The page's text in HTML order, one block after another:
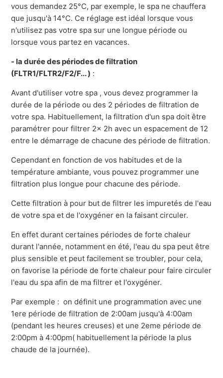
vous demandez 25°C, par exemple, le spa ne chauffera
que jusqu'à 14°C. Ce réglage est idéal lorsque vous
n'utilisez pas votre spa sur une longue période ou
lorsque vous partez en vacances.
- la durée des périodes de filtration
(FLTR1/FLTR2/F2/F... ) :
Avant d'utiliser votre spa , vous devez programmer la
durée de la période ou des 2 périodes de filtration de
votre spa. Habituellement, la filtration d'un spa doit être
paramétrer pour filtrer 2x 2h avec un espacement de 12
entre le démarrage de chacune des période de filtration.
Cependant en fonction de vos habitudes et de la
température ambiante, vous pouvez programmer une
filtration plus longue pour chacune des période.
Cette filtration à pour but de filtrer les impuretés de l'eau
de votre spa et de l'oxygéner en la faisant circuler.
En effet durant certaines périodes de forte chaleur
durant l'année, notamment en été, l'eau du spa peut être
plus sensible et peut facilement se troubler, pour cela,
on favorise la période de forte chaleur pour faire circuler
l'eau du spa afin de ma filtrer et l'oxygéner.
Par exemple : on définit une programmation avec une
1ere période de filtration de 2:00am jusqu'à 4:00am
(pendant les heures creuses)et une 2eme période de
2:00pm à 4:00pm( habituellement la période la plus
chaude de la journée).